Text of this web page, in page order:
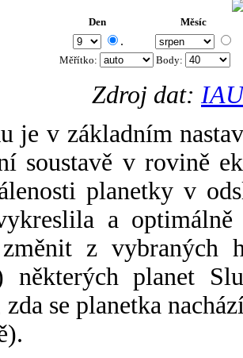
Den Měsíc
.
Měřítko: Body:
Zdroj dat:
je v základním
soustavě v rovině
planetky v
a
z vybraných
některých planet
zda se planetka